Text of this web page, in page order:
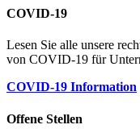
COVID-19
Lesen Sie alle unsere
von COVID-19 für
COVID-19 Information
Offene Stellen